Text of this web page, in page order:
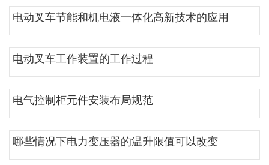
电动叉车节能和机电液一体化高新技术的应用
电动叉车工作装置的工作过程
电气控制柜元件安装布局规范
哪些情况下电力变压器的温升限值可以改变